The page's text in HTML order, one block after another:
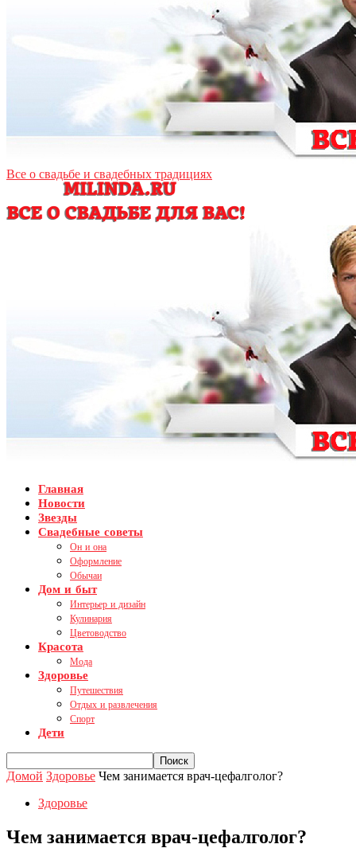
Все о свадьбе и свадебных традициях
Главная
Новости
Звезды
Свадебные советы
Он и она
Оформление
Обычаи
Дом и быт
Интерьер и дизайн
Кулинария
Цветоводство
Красота
Мода
Здоровье
Путешествия
Отдых и развлечения
Спорт
Дети
Домой Здоровье Чем занимается врач-цефалголог?
Здоровье
Чем занимается врач-цефалголог?